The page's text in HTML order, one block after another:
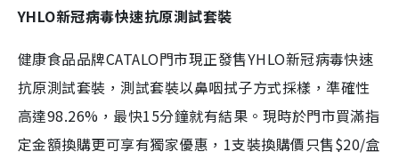
YHLO新冠病毒快速抗原測試套裝
健康食品品牌CATALO門市現正發售YHLO新冠病毒快速
抗原測試套裝，測試套裝以鼻咽拭子方式採樣，準確性
高達98.26%，最快15分鐘就有結果。現時於門市買滿指
定金額換購更可享有獨家優惠，1支裝換購價只售$20/盒